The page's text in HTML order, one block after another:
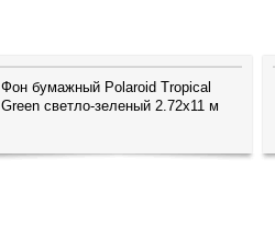
Фон бумажный Polaroid Tropical
Green светло-зеленый 2.72x11 м